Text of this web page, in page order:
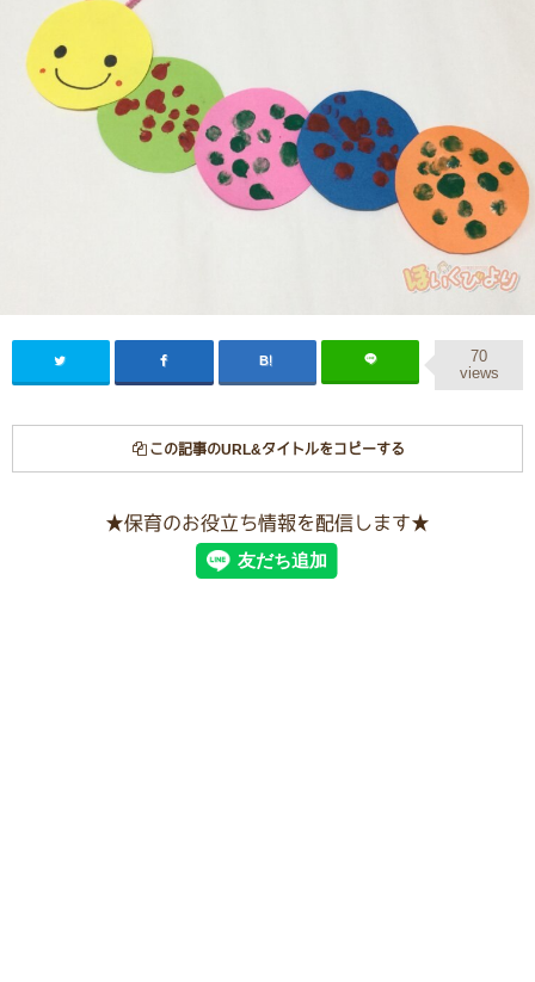
70
views
この記事のURL&タイトルをコピーする
★保育のお役立ち情報を配信します★